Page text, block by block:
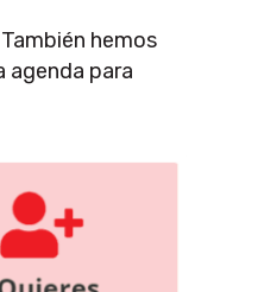
También hemos
agenda para